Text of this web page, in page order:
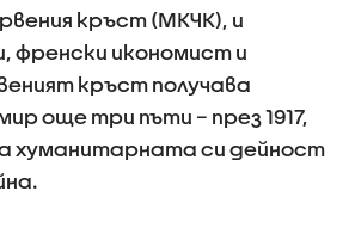
кръст (МКЧК), и
френски икономист и
кръст получава
още три пъти – през 1917,
за хуманитарната си дейност